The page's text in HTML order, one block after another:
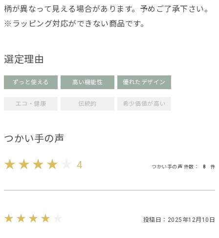
柄が異なって見える場合があります。予めご了承下さい。
※ラッピング対応ができない商品です。
選定理由
ずっと使える 高い機能性 優れたデザイン
エコ・健康 伝統的 希少価値が高い
つかい手の声
4 つかい手の声 件数： 8 件
投稿日：2025年12月10日